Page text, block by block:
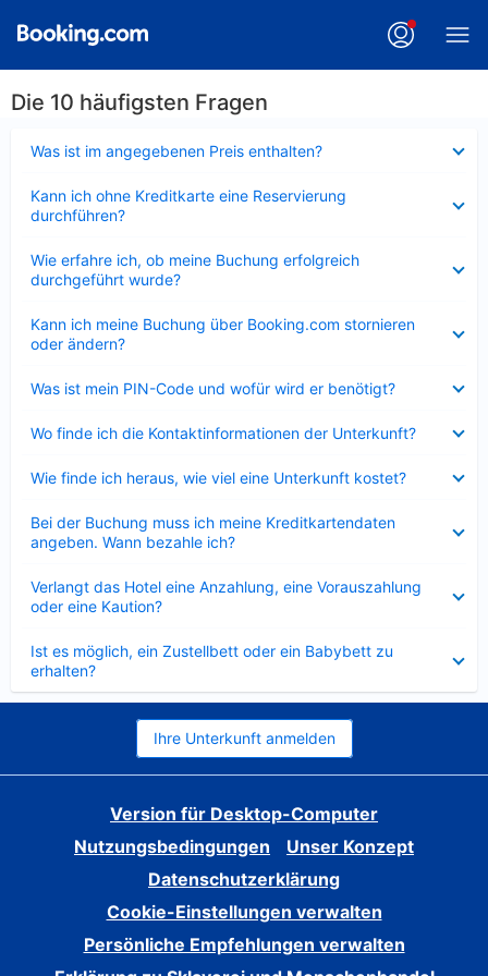
Die 10 häufigsten Fragen
Was ist im angegebenen Preis enthalten?
Kann ich ohne Kreditkarte eine Reservierung
durchführen?
Wie erfahre ich, ob meine Buchung erfolgreich
durchgeführt wurde?
Kann ich meine Buchung über Booking.com stornieren
oder ändern?
Was ist mein PIN-Code und wofür wird er benötigt?
Wo finde ich die Kontaktinformationen der Unterkunft?
Wie finde ich heraus, wie viel eine Unterkunft kostet?
Bei der Buchung muss ich meine Kreditkartendaten
angeben. Wann bezahle ich?
Verlangt das Hotel eine Anzahlung, eine Vorauszahlung
oder eine Kaution?
Ist es möglich, ein Zustellbett oder ein Babybett zu
erhalten?
Ihre Unterkunft anmelden
Version für Desktop-Computer
Nutzungsbedingungen
Unser Konzept
Datenschutzerklärung
Cookie-Einstellungen verwalten
Persönliche Empfehlungen verwalten